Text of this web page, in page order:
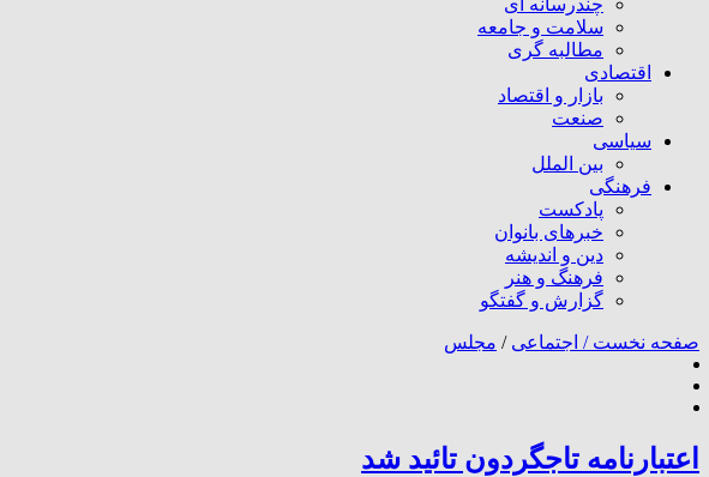
چندرسانه ای
سلامت و جامعه
مطالبه گری
اقتصادی
بازار و اقتصاد
صنعت
سیاسی
بین الملل
فرهنگی
پادکست
خبرهای بانوان
دین و اندیشه
فرهنگ و هنر
گزارش و گفتگو
صفحه نخست / اجتماعی / مجلس
اعتبارنامه تاجگردون تائید شد